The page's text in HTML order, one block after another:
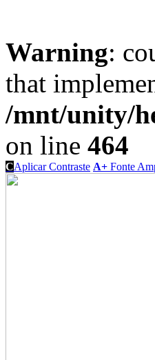
Warning:
that
/mnt/unity/
on line 464
CAplicar Contraste A+ Fonte